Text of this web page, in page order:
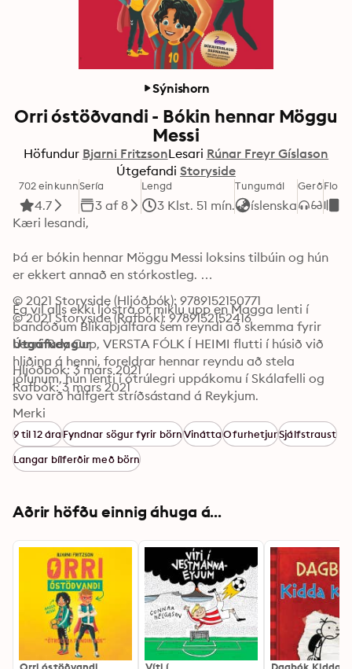
Sýnishorn
Orri óstöðvandi - Bókin hennar Möggu
Messi
Höfundur Bjarni FritzsonLesari Rúnar Freyr Gíslason
Útgefandi Storyside
702 einkunn
4.7
Sería
3 af 8
Lengd
3 Klst. 51 mín.
Tungumál
íslenska
Gerð
Kæri lesandi,
Þá er bókin hennar Möggu Messi loksins tilbúin og hún
er ekkert annað en stórkostleg.
Ég vil alls ekki ljóstra of miklu upp en Magga lenti í
bandóðum Blikaþjálfara sem reyndi að skemma fyrir
henni Rey Cup, VERSTA FÓLK Í HEIMI flutti í húsið við
hliðina á henni, foreldrar hennar reyndu að stela
jólunum, hún lenti í ótrúlegri uppákomu í Skálafelli og
svo varð hálfgert stríðsástand á Reykjum.
Sem betur fer hafði Magga mig með sér til halds og
trausts í gegnum þessa vitleysu.
© 2021 Storyside (Hljóðbók): 9789152150771
© 2021 Storyside (Rafbók): 9789152152416
Útgáfudagur
Hljóðbók: 3 mars 2021
Rafbók: 3 mars 2021
Merki
9 til 12 áraFyndnar sögur fyrir börnVináttaOfurhetjurSjálfstraust
Langar bílferðir með börn
Aðrir höfðu einnig áhuga á...